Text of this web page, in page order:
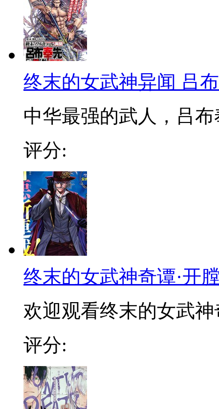
终末的女武神异闻 吕
中华最强的武人，吕
评分:
终末的女武神奇谭·开
欢迎观看终末的女武
评分: